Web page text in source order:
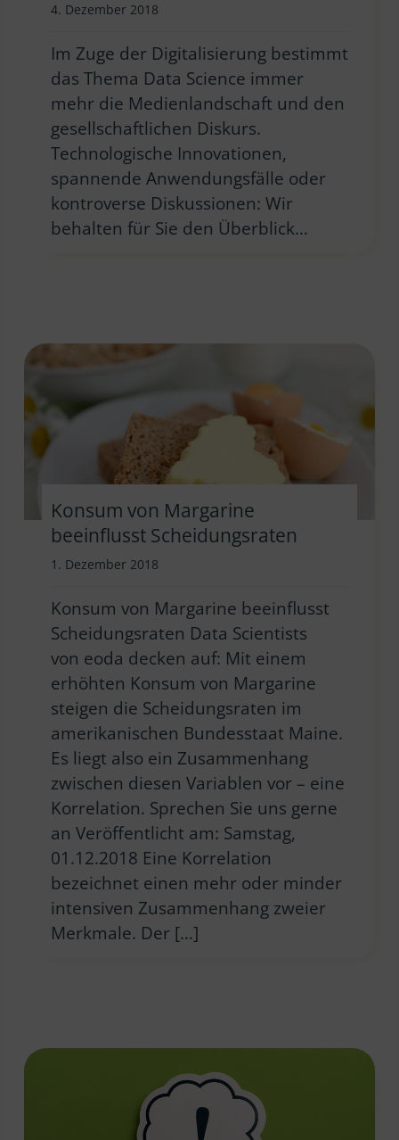
4. Dezember 2018
Im Zuge der Digitalisierung bestimmt
das Thema Data Science immer
mehr die Medienlandschaft und den
gesellschaftlichen Diskurs.
Technologische Innovationen,
spannende Anwendungsfälle oder
kontroverse Diskussionen: Wir
behalten für Sie den Überblick…
Konsum von Margarine
beeinflusst Scheidungsraten
1. Dezember 2018
Konsum von Margarine beeinflusst
Scheidungsraten Data Scientists
von eoda decken auf: Mit einem
erhöhten Konsum von Margarine
steigen die Scheidungsraten im
amerikanischen Bundesstaat Maine.
Es liegt also ein Zusammenhang
zwischen diesen Variablen vor – eine
Korrelation. Sprechen Sie uns gerne
an Veröffentlicht am: Samstag,
01.12.2018 Eine Korrelation
bezeichnet einen mehr oder minder
intensiven Zusammenhang zweier
Merkmale. Der […]